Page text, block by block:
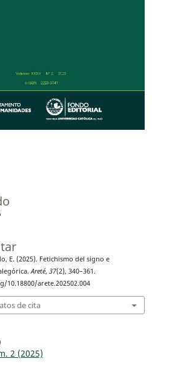
E. (2025). Fetichismo del signo e
Areté, 37(2), 340–361.
10.18800/arete.202502.004
de cita
2 (2025)